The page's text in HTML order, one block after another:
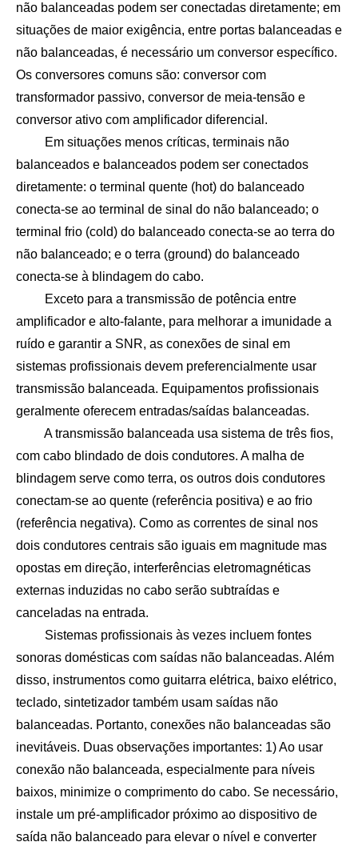
não balanceadas podem ser conectadas diretamente; em
situações de maior exigência, entre portas balanceadas e
não balanceadas, é necessário um conversor específico.
Os conversores comuns são: conversor com
transformador passivo, conversor de meia-tensão e
conversor ativo com amplificador diferencial.
Em situações menos críticas, terminais não
balanceados e balanceados podem ser conectados
diretamente: o terminal quente (hot) do balanceado
conecta-se ao terminal de sinal do não balanceado; o
terminal frio (cold) do balanceado conecta-se ao terra do
não balanceado; e o terra (ground) do balanceado
conecta-se à blindagem do cabo.
Exceto para a transmissão de potência entre
amplificador e alto-falante, para melhorar a imunidade a
ruído e garantir a SNR, as conexões de sinal em
sistemas profissionais devem preferencialmente usar
transmissão balanceada. Equipamentos profissionais
geralmente oferecem entradas/saídas balanceadas.
A transmissão balanceada usa sistema de três fios,
com cabo blindado de dois condutores. A malha de
blindagem serve como terra, os outros dois condutores
conectam-se ao quente (referência positiva) e ao frio
(referência negativa). Como as correntes de sinal nos
dois condutores centrais são iguais em magnitude mas
opostas em direção, interferências eletromagnéticas
externas induzidas no cabo serão subtraídas e
canceladas na entrada.
Sistemas profissionais às vezes incluem fontes
sonoras domésticas com saídas não balanceadas. Além
disso, instrumentos como guitarra elétrica, baixo elétrico,
teclado, sintetizador também usam saídas não
balanceadas. Portanto, conexões não balanceadas são
inevitáveis. Duas observações importantes: 1) Ao usar
conexão não balanceada, especialmente para níveis
baixos, minimize o comprimento do cabo. Se necessário,
instale um pré-amplificador próximo ao dispositivo de
saída não balanceado para elevar o nível e converter